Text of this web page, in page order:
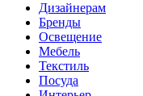
Дизайнерам
Бренды
Освещение
Мебель
Текстиль
Посуда